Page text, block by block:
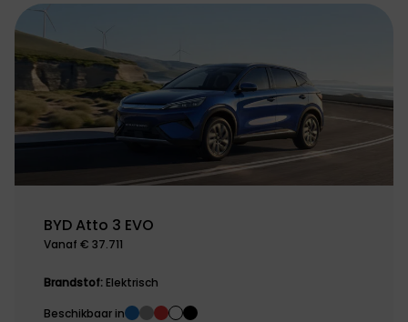
BYD Atto 3 EVO
Vanaf € 37.711
Brandstof: Elektrisch
Beschikbaar in